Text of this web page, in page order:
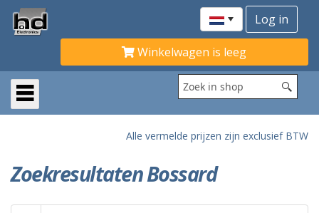
Winkelwagen is leeg
Alle vermelde prijzen zijn exclusief BTW
Zoekresultaten Bossard